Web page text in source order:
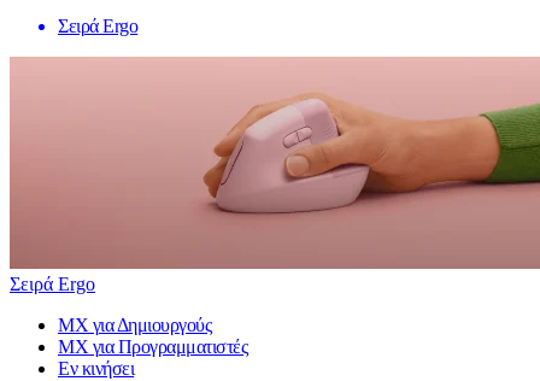
Σειρά Ergo
Σειρά Ergo
MX για Δημιουργούς
MX για Προγραμματιστές
Εν κινήσει